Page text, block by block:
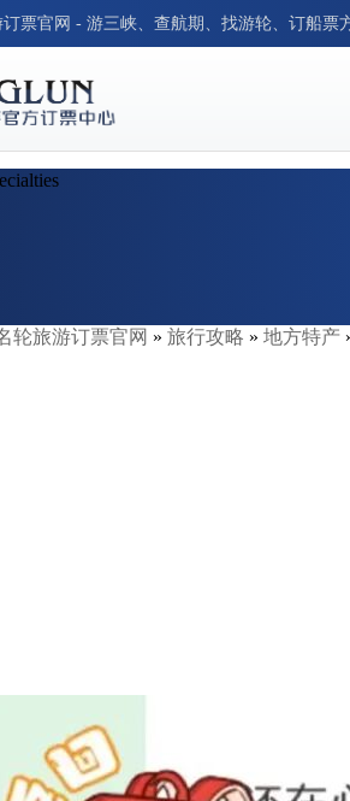
票官网 - 游三峡、查航期、找游轮、订船票
轮旅游订票官网 » 旅行攻略 » 地方特产